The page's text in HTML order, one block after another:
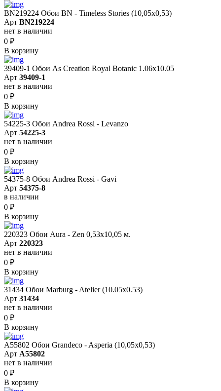
BN219224 Обои BN - Timeless Stories (10,05x0,53)
Арт BN219224
нет в наличии
0 ₽
В корзину
39409-1 Обои As Creation Royal Botanic 1.06x10.05
Арт 39409-1
нет в наличии
0 ₽
В корзину
54225-3 Обои Andrea Rossi - Levanzo
Арт 54225-3
нет в наличии
0 ₽
В корзину
54375-8 Обои Andrea Rossi - Gavi
Арт 54375-8
в наличии
0 ₽
В корзину
220323 Обои Aura - Zen 0,53х10,05 м.
Арт 220323
нет в наличии
0 ₽
В корзину
31434 Обои Marburg - Atelier (10.05х0.53)
Арт 31434
нет в наличии
0 ₽
В корзину
A55802 Обои Grandeco - Asperia (10,05х0,53)
Арт A55802
нет в наличии
0 ₽
В корзину